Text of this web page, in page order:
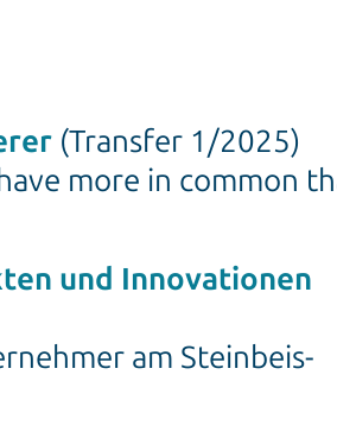
(Transfer 1/2025)
more in common
und Innovationen
am Steinbeis-